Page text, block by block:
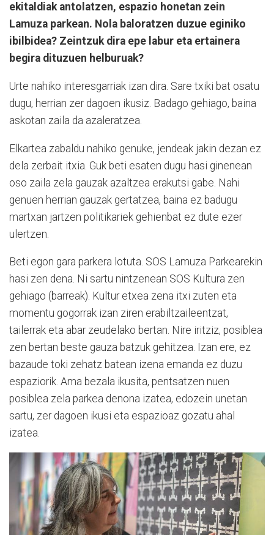
ekitaldiak antolatzen, espazio honetan zein
Lamuza parkean. Nola baloratzen duzue eginiko
ibilbidea? Zeintzuk dira epe labur eta ertainera
begira dituzuen helburuak?
Urte nahiko interesgarriak izan dira. Sare txiki bat osatu
dugu, herrian zer dagoen ikusiz. Badago gehiago, baina
askotan zaila da azaleratzea.
Elkartea zabaldu nahiko genuke, jendeak jakin dezan ez
dela zerbait itxia. Guk beti esaten dugu hasi ginenean
oso zaila zela gauzak azaltzea erakutsi gabe. Nahi
genuen herrian gauzak gertatzea, baina ez badugu
martxan jartzen politikariek gehienbat ez dute ezer
ulertzen.
Beti egon gara parkera lotuta. SOS Lamuza Parkearekin
hasi zen dena. Ni sartu nintzenean SOS Kultura zen
gehiago (barreak). Kultur etxea zena itxi zuten eta
momentu gogorrak izan ziren erabiltzaileentzat,
tailerrak eta abar zeudelako bertan. Nire iritziz, posiblea
zen bertan beste gauza batzuk gehitzea. Izan ere, ez
bazaude toki zehatz batean izena emanda ez duzu
espaziorik. Ama bezala ikusita, pentsatzen nuen
posiblea zela parkea denona izatea, edozein unetan
sartu, zer dagoen ikusi eta espazioaz gozatu ahal
izatea.